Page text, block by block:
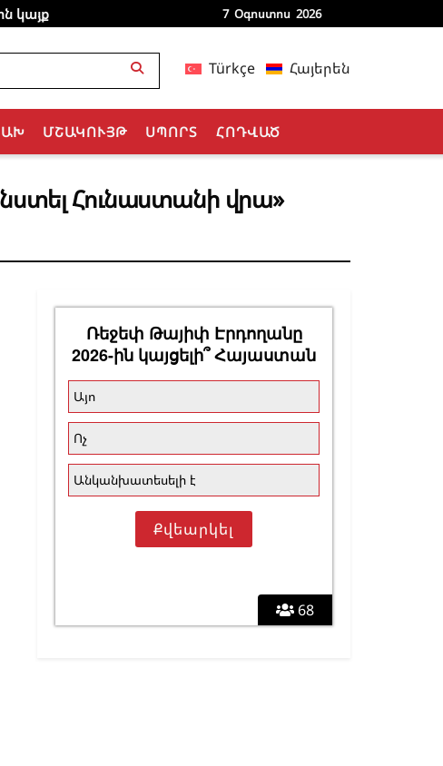
կայք 7 Օգոստոս 2026
Türkçe Հայերեն
ՄՇԱԿՈՒՅԹ ՍՊՈՐՏ ՀՈԴՎԱԾ
Հունաստանի վրա»
68
Ռեջեփ Թայիփ Էրդողանը
2026-ին կայցելի՞ Հայաստան
Այո
Ոչ
Անկանխատեսելի է